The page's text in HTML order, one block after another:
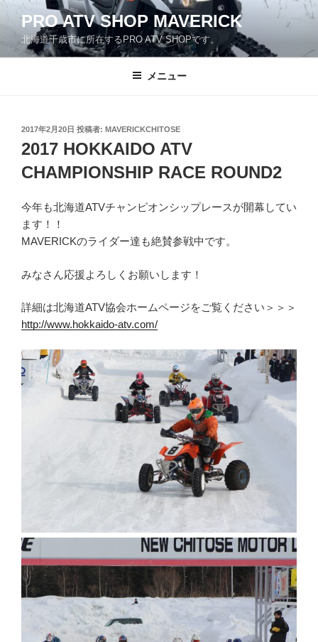
テ
ン
PRO ATV SHOP MAVERICK
北海道千歳市に所在するPRO ATV SHOPです。
メニュー
投
稿
日:
2017年2月20日 投稿者: MAVERICKCHITOSE
2017 HOKKAIDO ATV
CHAMPIONSHIP RACE ROUND2
今年も北海道ATVチャンピオンシップレースが開幕してい
ます！！
MAVERICKのライダー達も絶賛参戦中です。
みなさん応援よろしくお願いします！
詳細は北海道ATV協会ホームページをご覧ください＞＞＞
http://www.hokkaido-atv.com/